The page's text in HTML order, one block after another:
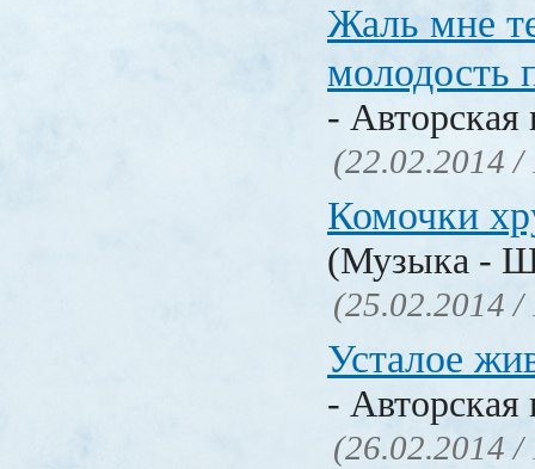
Жаль мне
молодость
- Авторская
(22.02.2014 /
Комочки
(Музыка -
(25.02.2014 /
Усталое
- Авторская
(26.02.2014 /